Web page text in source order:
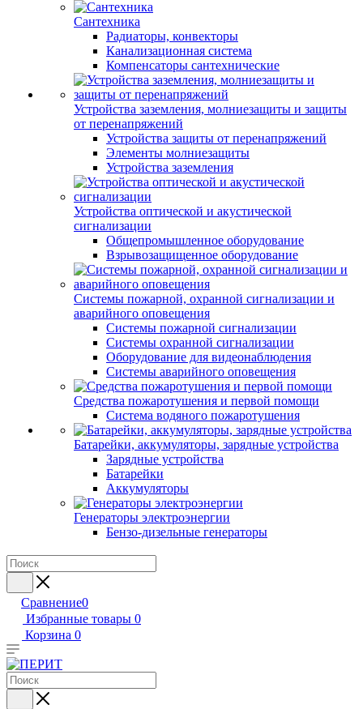
Сантехника
Радиаторы, конвекторы
Канализационная система
Компенсаторы сантехнические
Устройства заземления, молниезащиты и защиты
от перенапряжений
Устройства защиты от перенапряжений
Элементы молниезащиты
Устройства заземления
Устройства оптической и акустической
сигнализации
Общепромышленное оборудование
Взрывозащищенное оборудование
Системы пожарной, охранной сигнализации и
аварийного оповещения
Системы пожарной сигнализации
Системы охранной сигнализации
Оборудование для видеонаблюдения
Системы аварийного оповещения
Средства пожаротушения и первой помощи
Система водяного пожаротушения
Батарейки, аккумуляторы, зарядные устройства
Зарядные устройства
Батарейки
Аккумуляторы
Генераторы электроэнергии
Бензо-дизельные генераторы
Сравнение0
Избранные товары 0
Корзина 0